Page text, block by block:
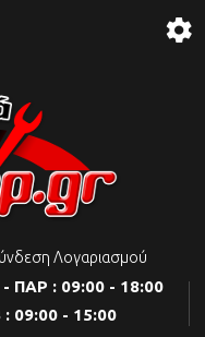
Λογαριασμού
ΠΑΡ : 09:00 - 18:00
09:00 - 15:00